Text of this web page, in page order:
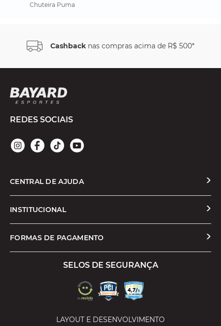
Chuteira Puma
Cashback nas compras acima de R$ 500*
REDES SOCIAIS
CENTRAL DE AJUDA
Solicitar Troca ou Devolução
Formas de Pagamento
INSTITUCIONAL
Quem Somos
Política de Privacidade
FORMAS DE PAGAMENTO
SELOS DE SEGURANÇA
LAYOUT E DESENVOLVIMENTO